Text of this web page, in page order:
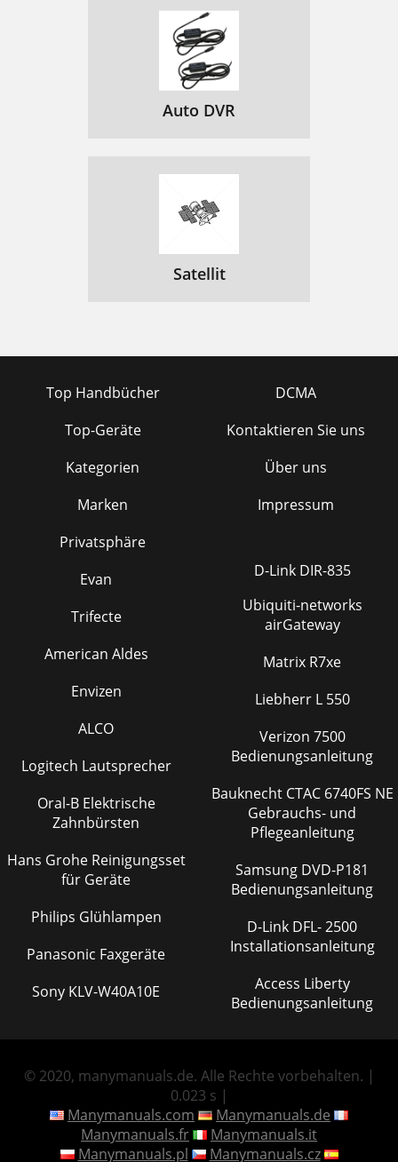
Auto DVR
Satellit
Top Handbücher
Top-Geräte
Kategorien
Marken
Privatsphäre
DCMA
Kontaktieren Sie uns
Über uns
Impressum
Evan
Trifecte
American Aldes
Envizen
ALCO
Logitech Lautsprecher
Oral-B Elektrische
Zahnbürsten
Hans Grohe Reinigungsset
für Geräte
Philips Glühlampen
Panasonic Faxgeräte
Sony KLV-W40A10E
D-Link DIR-835
Ubiquiti-networks
airGateway
Matrix R7xe
Liebherr L 550
Verizon 7500
Bedienungsanleitung
Bauknecht CTAC 6740FS NE
Gebrauchs- und
Pflegeanleitung
Samsung DVD-P181
Bedienungsanleitung
D-Link DFL- 2500
Installationsanleitung
Access Liberty
Bedienungsanleitung
© 2020, manymanuals.de. Alle Rechte vorbehalten. |
0.023 s |
Manymanuals.com
Manymanuals.de
Manymanuals.fr
Manymanuals.it
Manymanuals.pl
Manymanuals.cz